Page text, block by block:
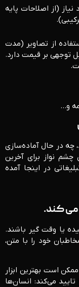
(از اصلاحات پایه
از تصاویر (مدت
توجهی بر قیمت دارد.
و…
چه در حال آماده‌سازی
نواز برای آخرین
در اینجا آمده
می کند.
یا وقت گیر باشند.
خود را با متن،
است بهترین ابزار
می‌کند: انسان‌ها